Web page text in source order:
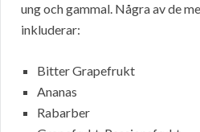
ung och gammal. Några av de
inkluderar:
Bitter Grapefrukt
Ananas
Rabarber